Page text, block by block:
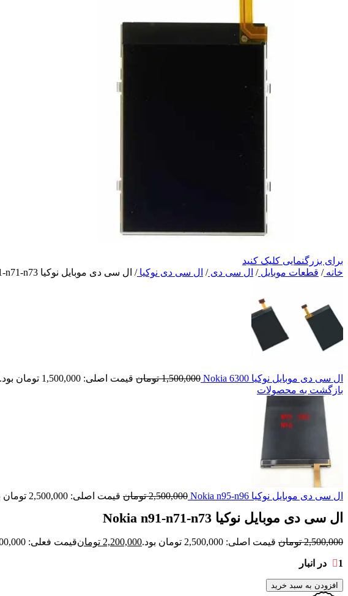
برای بزرگنمایی کلیک کنید
خانه/ قطعات موبایل/ ال سی دی/ ال سی دی نوکیا/ ال سی دی موبایل نوکیا Nokia n91-n71-n73
ال سی دی موبایل نوکیا Nokia 6300 1,500,000 تومان قیمت اصلی: 1,500,000 تومان بود.
بازگشت به محصولات
ال سی دی موبایل نوکیا Nokia n95-n96 2,500,000 تومان قیمت اصلی: 2,500,000 تومان بود.
ال سی دی موبایل نوکیا Nokia n91-n71-n73
2,500,000 تومان قیمت اصلی: 2,500,000 تومان بود. 2,200,000 تومانقیمت فعلی: 2,200,000 تومان.
1 در انبار
افزودن به سبد خرید